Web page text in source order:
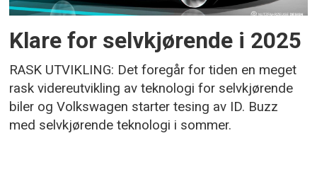
Klare for selvkjørende i 2025
RASK UTVIKLING: Det foregår for tiden en meget
rask videreutvikling av teknologi for selvkjørende
biler og Volkswagen starter tesing av ID. Buzz
med selvkjørende teknologi i sommer.